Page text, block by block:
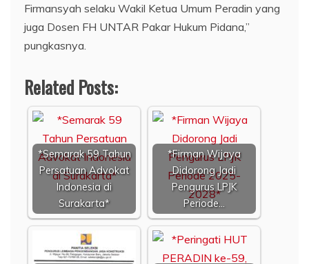
Firmansyah selaku Wakil Ketua Umum Peradin yang
juga Dosen FH UNTAR Pakar Hukum Pidana,”
pungkasnya.
Related Posts:
*Semarak 59 Tahun
Persatuan Advokat
Indonesia di
Surakarta*
*Firman Wijaya
Didorong Jadi
Pengurus LPJK
Periode…